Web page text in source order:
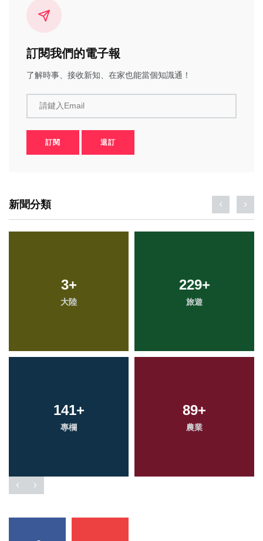
訂閱我們的電子報
了解時事、接收新知、在家也能當個知識通！
請鍵入Email
訂閱 退訂
新聞分類
3+
大陸
229+
旅遊
141+
專欄
89+
農業